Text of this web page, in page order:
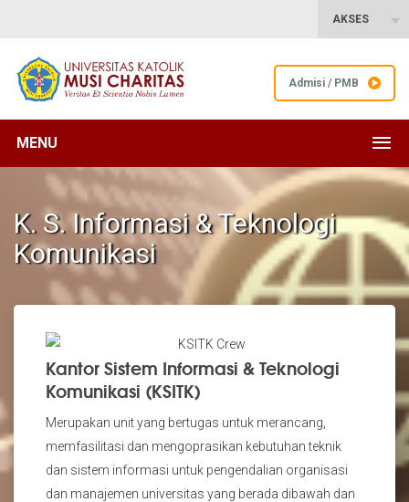
AKSES
Admisi / PMB
MENU
K. S. Informasi & Teknologi
Komunikasi
Kantor Sistem Informasi & Teknologi
Komunikasi (KSITK)
Merupakan unit yang bertugas untuk merancang,
memfasilitasi dan mengoprasikan kebutuhan teknik
dan sistem informasi untuk pengendalian organisasi
dan manajemen universitas yang berada dibawah dan